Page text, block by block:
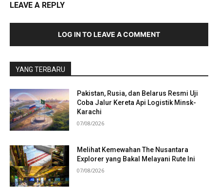
LEAVE A REPLY
LOG IN TO LEAVE A COMMENT
YANG TERBARU
Pakistan, Rusia, dan Belarus Resmi Uji
Coba Jalur Kereta Api Logistik Minsk-
Karachi
07/08/2026
Melihat Kemewahan The Nusantara
Explorer yang Bakal Melayani Rute Ini
07/08/2026